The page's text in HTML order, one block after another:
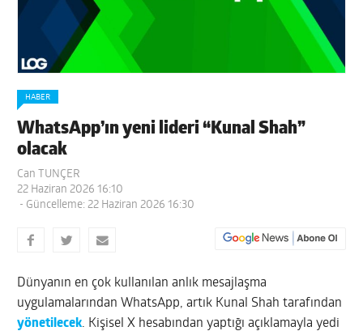
HABER
WhatsApp’ın yeni lideri “Kunal Shah”
olacak
Can TUNÇER
22 Haziran 2026 16:10
- Güncelleme: 22 Haziran 2026 16:30
Dünyanın en çok kullanılan anlık mesajlaşma
uygulamalarından WhatsApp, artık Kunal Shah tarafından
yönetilecek. Kişisel X hesabından yaptığı açıklamayla yedi